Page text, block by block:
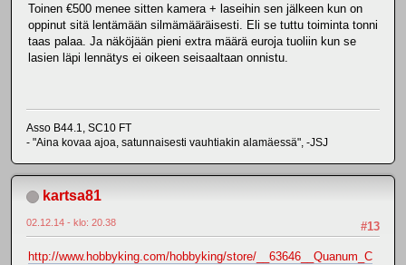
Toinen €500 menee sitten kamera + laseihin sen jälkeen kun on
oppinut sitä lentämään silmämääräisesti. Eli se tuttu toiminta tonni
taas palaa. Ja näköjään pieni extra määrä euroja tuoliin kun se
lasien läpi lennätys ei oikeen seisaaltaan onnistu.
Asso B44.1, SC10 FT
- "Aina kovaa ajoa, satunnaisesti vauhtiakin alamäessä", -JSJ
kartsa81
#13
02.12.14 - klo: 20.38
http://www.hobbyking.com/hobbyking/store/__63646__Quanum_C